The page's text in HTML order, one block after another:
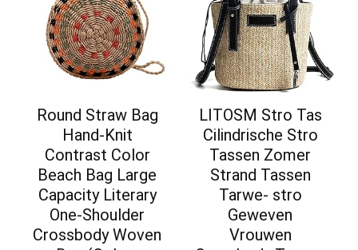
Round Straw Bag
Hand-Knit
Contrast Color
Beach Bag Large
Capacity Literary
One-Shoulder
Crossbody Woven
LITOSM Stro Tas
Cilindrische Stro
Tassen Zomer
Strand Tassen
Tarwe- stro
Geweven
Vrouwen